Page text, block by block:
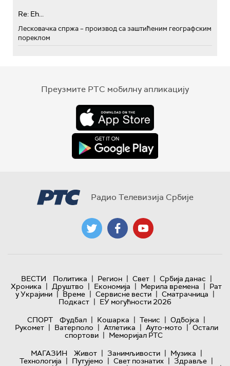
Re: Eh...
Лесковачка спржа – производ са заштићеним географским
пореклом
Преузмите РТС мобилну апликацију
Радио Телевизија Србије
ВЕСТИ Политика | Регион | Свет | Србија данас |
Хроника | Друштво | Економија | Мерила времена | Рат
у Украјини | Време | Сервисне вести | Сматрачница |
Подкаст | ЕУ могућности 2026
СПОРТ
Фудбал | Кошарка | Тенис | Одбојка |
Рукомет | Ватерполо | Атлетика | Ауто-мото | Остали
спортови | Меморијал РТС
МАГАЗИН
Живот | Занимљивости | Музика |
Технологијa | Путујемо | Свет познатих | Здравље |